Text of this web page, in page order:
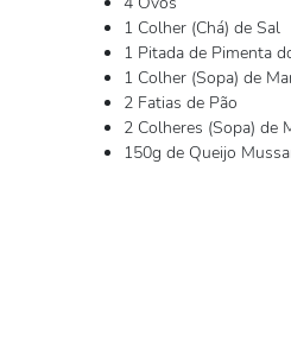
1 Colher (Chá) de Sal
1 Pitada de Pimenta
1 Colher (Sopa) de
2 Fatias de Pão
2 Colheres (Sopa) de
150g de Queijo